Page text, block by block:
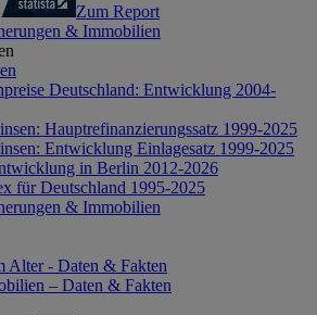
Zum Report
& Immobilien
Deutschland: Entwicklung 2004-
Hauptrefinanzierungssatz 1999-2025
Entwicklung Einlagesatz 1999-2025
in Berlin 2012-2026
für Deutschland 1995-2025
& Immobilien
Alter - Daten & Fakten
– Daten & Fakten